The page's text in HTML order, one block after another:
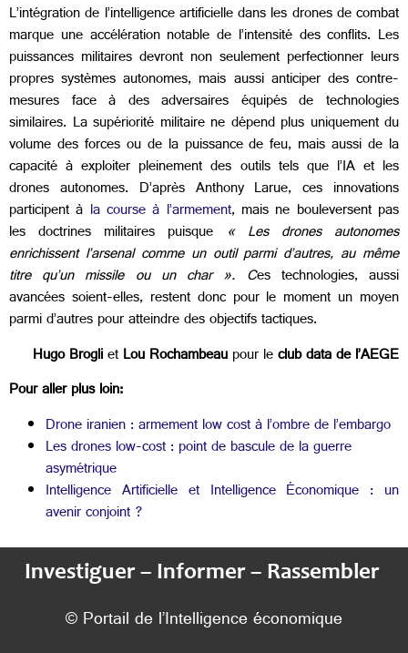
L’intégration de l’intelligence artificielle dans les drones de combat
marque une accélération notable de l’intensité des conflits. Les
puissances militaires devront non seulement perfectionner leurs
propres systèmes autonomes, mais aussi anticiper des contre-
mesures face à des adversaires équipés de technologies
similaires. La supériorité militaire ne dépend plus uniquement du
volume des forces ou de la puissance de feu, mais aussi de la
capacité à exploiter pleinement des outils tels que l’IA et les
drones autonomes. D’après Anthony Larue, ces innovations
participent à la course à l’armement, mais ne bouleversent pas
les doctrines militaires puisque « Les drones autonomes
enrichissent l’arsenal comme un outil parmi d’autres, au même
titre qu’un missile ou un char ». Ces technologies, aussi
avancées soient-elles, restent donc pour le moment un moyen
parmi d’autres pour atteindre des objectifs tactiques.
Hugo BroglietLou Rochambeaupour leclub data de l’AEGE
Pour aller plus loin:
Drone iranien : armement low cost à l’ombre de l’embargo
Les drones low-cost : point de bascule de la guerre
asymétrique
Intelligence Artificielle et Intelligence Économique : un
avenir conjoint ?
Investiguer – Informer – Rassembler
© Portail de l’Intelligence économique